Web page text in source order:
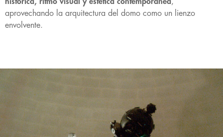
aprovechando la arquitectura del domo como un lienzo
envolvente.